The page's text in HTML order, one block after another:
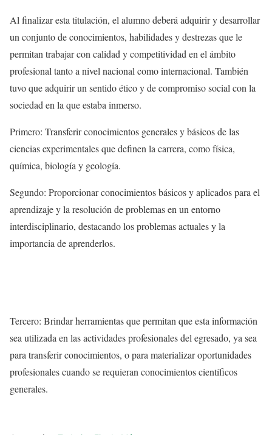
Al finalizar esta titulación, el alumno deberá adquirir y desarrollar
un conjunto de conocimientos, habilidades y destrezas que le
permitan trabajar con calidad y competitividad en el ámbito
profesional tanto a nivel nacional como internacional. También
tuvo que adquirir un sentido ético y de compromiso social con la
sociedad en la que estaba inmerso.
Primero: Transferir conocimientos generales y básicos de las
ciencias experimentales que definen la carrera, como física,
química, biología y geología.
Segundo: Proporcionar conocimientos básicos y aplicados para el
aprendizaje y la resolución de problemas en un entorno
interdisciplinario, destacando los problemas actuales y la
importancia de aprenderlos.
Tercero: Brindar herramientas que permitan que esta información
sea utilizada en las actividades profesionales del egresado, ya sea
para transferir conocimientos, o para materializar oportunidades
profesionales cuando se requieran conocimientos científicos
generales.